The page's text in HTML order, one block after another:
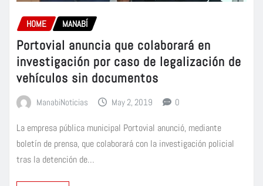
HOME MANABÍ
Portovial anuncia que colaborará en
investigación por caso de legalización de
vehículos sin documentos
ManabiNoticias May 2, 2019 0
La empresa pública municipal Portovial anunció, mediante
boletín de prensa, que colaborará con la investigación policial
tras la detención de…